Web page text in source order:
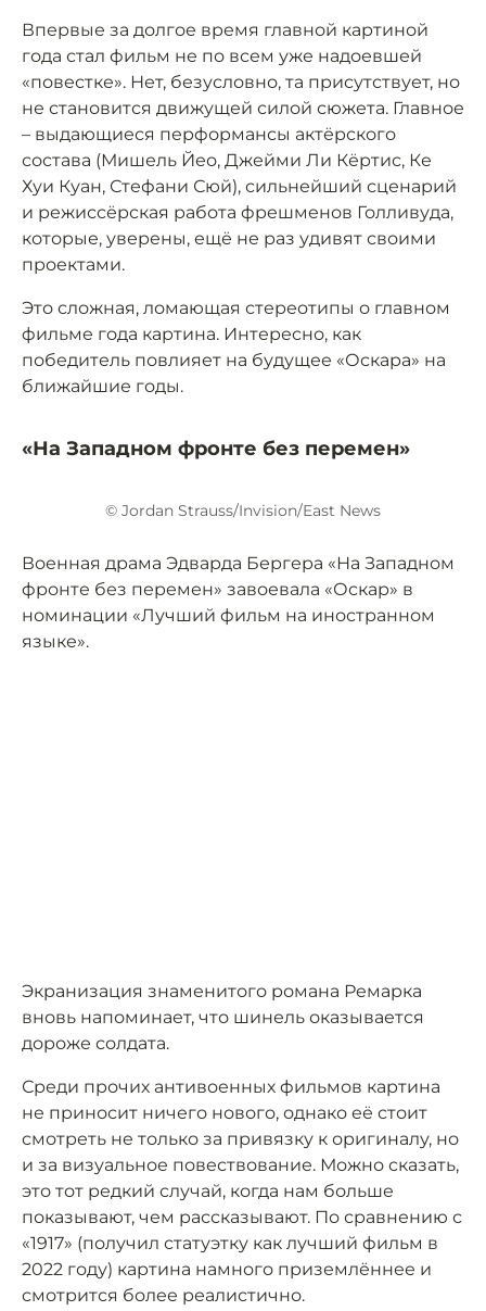
Впервые за долгое время главной картиной
года стал фильм не по всем уже надоевшей
«повестке». Нет, безусловно, та присутствует, но
не становится движущей силой сюжета. Главное
– выдающиеся перформансы актёрского
состава (Мишель Йео, Джейми Ли Кёртис, Ке
Хуи Куан, Стефани Сюй), сильнейший сценарий
и режиссёрская работа фрешменов Голливуда,
которые, уверены, ещё не раз удивят своими
проектами.
Это сложная, ломающая стереотипы о главном
фильме года картина. Интересно, как
победитель повлияет на будущее «Оскара» на
ближайшие годы.
«На Западном фронте без перемен»
© Jordan Strauss/Invision/East News
Военная драма Эдварда Бергера «На Западном
фронте без перемен» завоевала «Оскар» в
номинации «Лучший фильм на иностранном
языке».
Экранизация знаменитого романа Ремарка
вновь напоминает, что шинель оказывается
дороже солдата.
Среди прочих антивоенных фильмов картина
не приносит ничего нового, однако её стоит
смотреть не только за привязку к оригиналу, но
и за визуальное повествование. Можно сказать,
это тот редкий случай, когда нам больше
показывают, чем рассказывают. По сравнению с
«1917» (получил статуэтку как лучший фильм в
2022 году) картина намного приземлённее и
смотрится более реалистично.